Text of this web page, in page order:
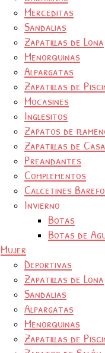
Merceditas
Sandalias
Zapatillas de Lona
Menorquinas
Alpargatas
Zapatillas de
Mocasines
Inglesitos
Zapatos de
Zapatillas de Casa
Preandantes
Complementos
Calcetines
Invierno
Botas
Botas de
Mujer
Deportivas
Zapatillas de Lona
Sandalias
Alpargatas
Menorquinas
Zapatillas de